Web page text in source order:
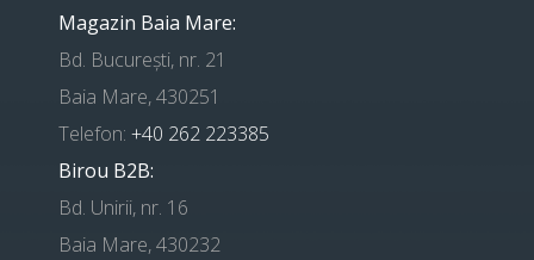
Magazin Baia Mare:
Bd. București, nr. 21
Baia Mare, 430251
Telefon: +40 262 223385
Birou B2B:
Bd. Unirii, nr. 16
Baia Mare, 430232